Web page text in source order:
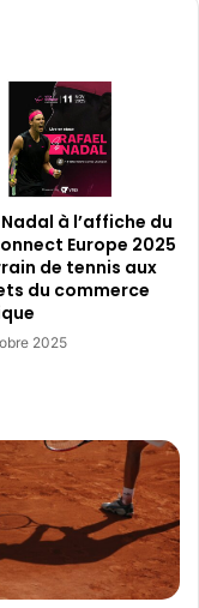
à l’affiche du
Europe 2025
de tennis aux
du commerce
2025